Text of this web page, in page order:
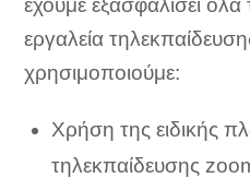
έχουμε εξασφαλίσει
εργαλεία
χρησιμοποιούμε:
Χρήση της ειδικής
τηλεκπαίδευσης